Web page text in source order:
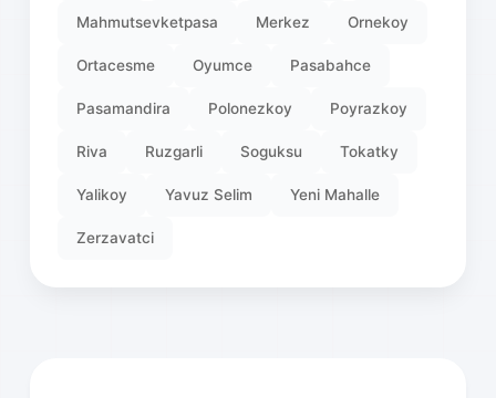
Mahmutsevketpasa Merkez Ornekoy
Ortacesme Oyumce Pasabahce
Pasamandira Polonezkoy Poyrazkoy
Riva Ruzgarli Soguksu Tokatky
Yalikoy Yavuz Selim Yeni Mahalle
Zerzavatci